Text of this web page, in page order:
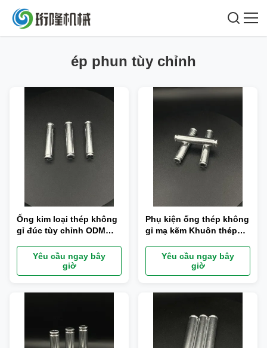
ép phun tùy chỉnh
Ống kim loại thép không
gỉ đúc tùy chỉnh ODM
Yêu cầu ngay bây
giờ
Phụ kiện ống thép không
gỉ mạ kẽm Khuôn thép
Yêu cầu ngay bây
giờ